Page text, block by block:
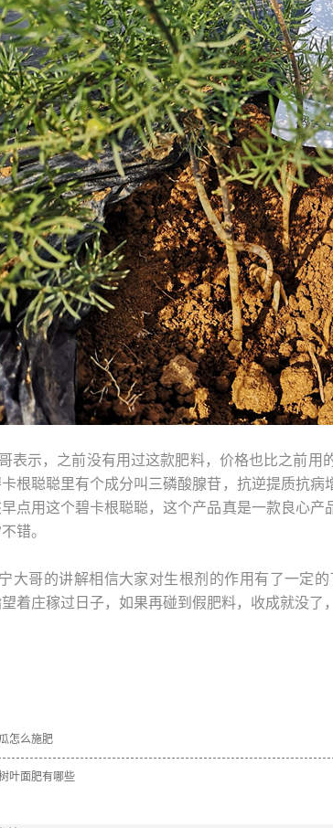
表示，之前没有用过这款肥料，价格也比之前
根聪聪里有个成分叫三磷酸腺苷，抗逆提质抗
点用这个碧卡根聪聪，这个产品真是一款良心产
错。
大哥的讲解相信大家对生根剂的作用有了一定
着庄稼过日子，如果再碰到假肥料，收成就没了
怎么施肥
叶面肥有哪些